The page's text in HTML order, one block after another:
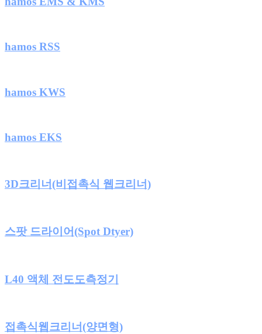
hamos RSS
hamos KWS
hamos EKS
3D크리너(비접촉식 웹크리너)
스팟 드라이어(Spot Dtyer)
L40 액체 전도도측정기
접촉식웹크리너(양면형)